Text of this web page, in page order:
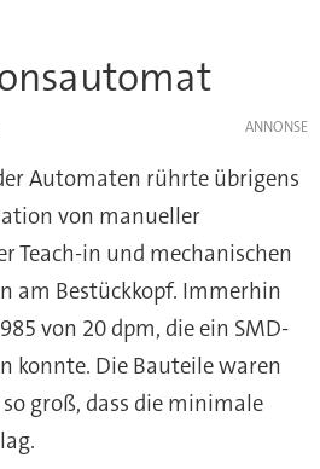
Automaten rührte übrigens
von manueller
Teach-in und mechanischen
am Bestückkopf. Immerhin
von 20 dpm, die ein SMD-
konnte. Die Bauteile waren
groß, dass die minimale